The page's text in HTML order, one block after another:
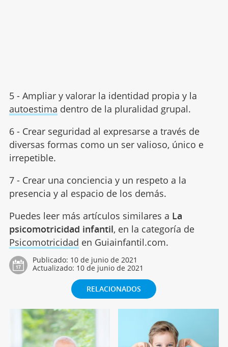
5 - Ampliar y valorar la identidad propia y la
autoestima dentro de la pluralidad grupal.
6 - Crear seguridad al expresarse a través de
diversas formas como un ser valioso, único e
irrepetible.
7 - Crear una conciencia y un respeto a la
presencia y al espacio de los demás.
Puedes leer más artículos similares a La
psicomotricidad infantil, en la categoría de
Psicomotricidad en Guiainfantil.com.
Publicado: 10 de junio de 2021
Actualizado: 10 de junio de 2021
RELACIONADOS